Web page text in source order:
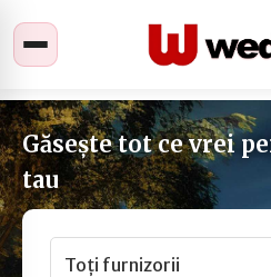
Găsește tot ce vrei
tau
Toți furnizorii